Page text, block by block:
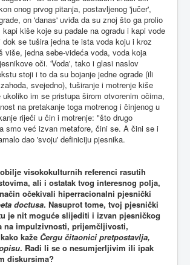
onog prvog pitanja, postavljenog 'jučer',
on 'danas' uviđa da su znoj što ga prolio
kiše koje su padale na ogradu i kapi vode
dok se tušira jedna te ista voda koju i kroz
više, jedna sebe-videća voda, voda koja
oči. 'Voda', tako i glasi naslov
stoji i to da su bojanje jedne ograde (ili
svejedno), tuširanje i motrenje kiše
ukoliko im se pristupa širom otvorenim očima,
na pretakanje toga motrenog i činjenog u
riječi u čin i motrenje: "što drugo
smo već izvan metafore, čini se. A čini se i
dao 'svoju' definiciju pjesnika.
visokokulturnih referenci rasutih
ali i ostatak tvog interesnog polja,
očekivali hiperracionalni pjesnički
doctusa. Nasuprot tome, tvoj pjesnički
je nit moguće slijediti i izvan pjesničkog
na impulzivnosti, prijemčljivosti,
kaže Čergu čitaonici pretpostavlja,
. Radi li se o nesumjerljivim ili ipak
diskursima?